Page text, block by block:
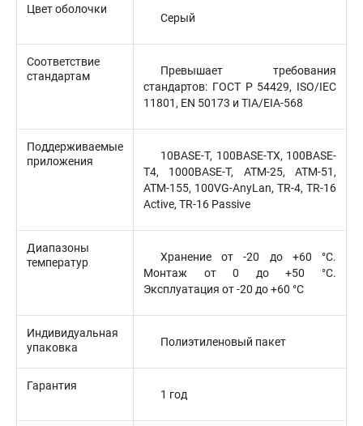
Цвет оболочки
Серый
Соответствие
стандартам
Превышает требования
стандартов: ГОСТ Р 54429, ISO/IEC
11801, EN 50173 и TIA/EIA-568
Поддерживаемые
приложения
10BASE-T, 100BASE-TX, 100BASE-
T4, 1000BASE-T, ATM-25, ATM-51,
ATM-155, 100VG-AnyLan, TR-4, TR-16
Active, TR-16 Passive
Диапазоны
температур
Хранение от -20 до +60 °C.
Монтаж от 0 до +50 °C.
Эксплуатация от -20 до +60 °C
Индивидуальная
упаковка
Полиэтиленовый пакет
Гарантия
1 год